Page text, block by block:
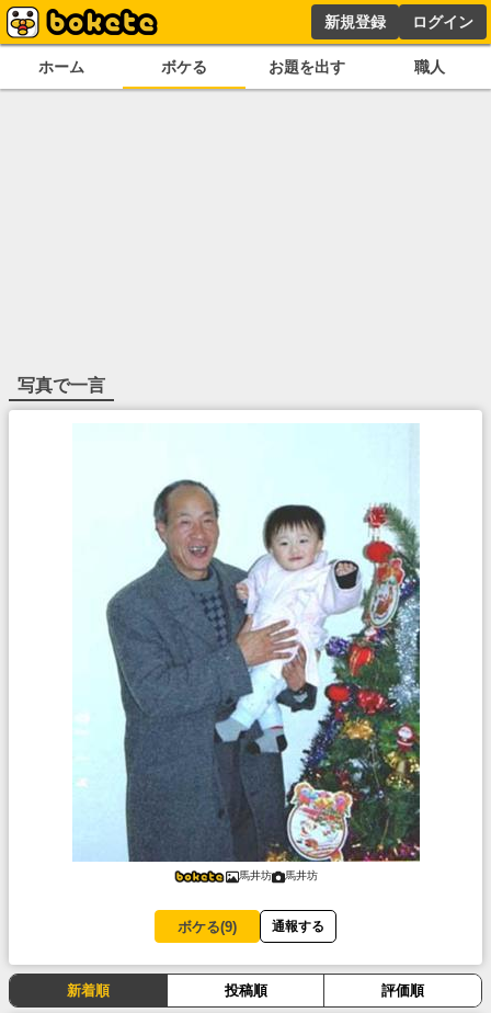
新規登録 ログイン
ホーム ボケる お題を出す 職人
写真で一言
馬井坊 馬井坊
ボケる(9) 通報する
新着順 投稿順 評価順